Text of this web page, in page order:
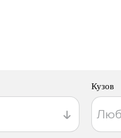
Кузов